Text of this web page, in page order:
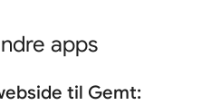
apps
til Gemt: